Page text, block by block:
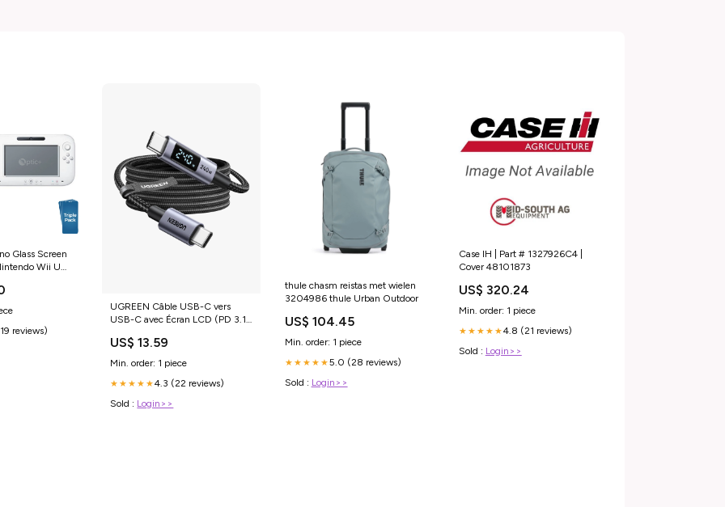
Glass Screen
Wii U
reviews)
UGREEN Câble USB-C vers
USB-C avec Écran LCD (PD 3.1
US$ 13.59
Min. order: 1 piece
★★★★★4.3 (22 reviews)
Sold : Login>>
thule chasm reistas met wielen
3204986 thule Urban Outdoor
US$ 104.45
Min. order: 1 piece
★★★★★5.0 (28 reviews)
Sold : Login>>
Case IH | Part # 1327926C4 |
Cover 48101873
US$ 320.24
Min. order: 1 piece
★★★★★4.8 (21 reviews)
Sold : Login>>